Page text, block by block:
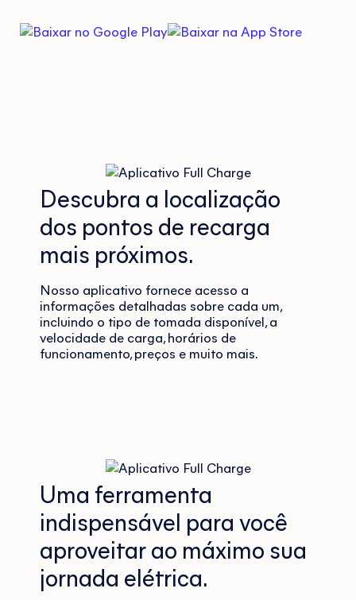
Descubra a localização
dos pontos de recarga
mais próximos.
Nosso aplicativo fornece acesso a
informações detalhadas sobre cada um,
incluindo o tipo de tomada disponível, a
velocidade de carga, horários de
funcionamento, preços e muito mais.
Uma ferramenta
indispensável para você
aproveitar ao máximo sua
jornada elétrica.